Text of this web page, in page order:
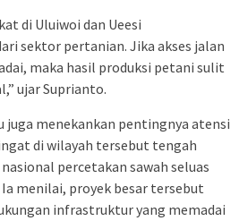
di Uluiwoi dan Ueesi
sektor pertanian. Jika akses jalan
maka hasil produksi petani sulit
ujar Suprianto.
menekankan pentingnya atensi
di wilayah tersebut tengah
percetakan sawah seluas
menilai, proyek besar tersebut
infrastruktur yang memadai